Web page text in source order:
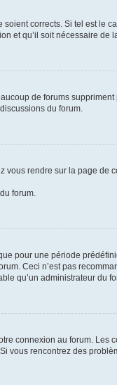
corrects. Si tel est le
et qu’il soit nécessaire de
de forums
du forum.
rendre sur la page de
forum.
pour une période
Ceci n’est pas
qu’un administrateur du
connexion au forum. Les
vous rencontrez des